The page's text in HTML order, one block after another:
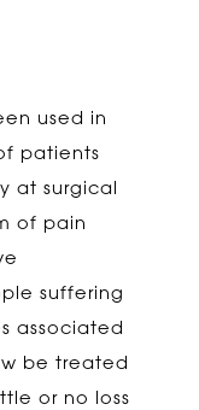
used in
patients
at surgical
of pain
suffering
associated
be treated
or no loss